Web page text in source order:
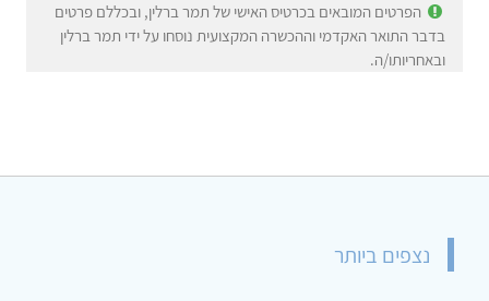
הפרטים המובאים בכרטיס האישי של תמר ברלין, ובכללם פרטים
בדבר התואר האקדמי וההכשרה המקצועית נוסחו על ידי תמר ברלין
ובאחריותו/ה.
נצפים ביותר